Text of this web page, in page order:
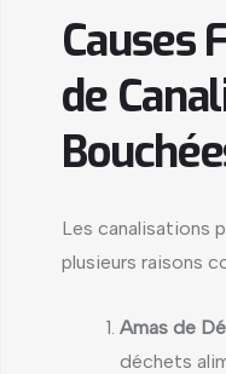
Causes
de
Les canalisations
plusieurs raisons
Amas de
déchets